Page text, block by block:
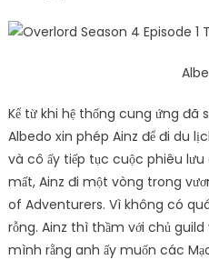
Kể từ khi hệ thống cung ứng đã
Albedo xin phép Ainz để đi du
và cô ấy tiếp tục cuộc phiêu
mất, Ainz đi một vòng trong
of Adventurers. Vì không có
rỗng. Ainz thì thầm với chủ
mình rằng anh ấy muốn các